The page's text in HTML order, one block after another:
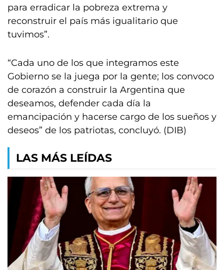
para erradicar la pobreza extrema y
reconstruir el país más igualitario que
tuvimos”.
“Cada uno de los que integramos este
Gobierno se la juega por la gente; los convoco
de corazón a construir la Argentina que
deseamos, defender cada día la
emancipación y hacerse cargo de los sueños y
deseos” de los patriotas, concluyó. (DIB)
LAS MÁS LEÍDAS